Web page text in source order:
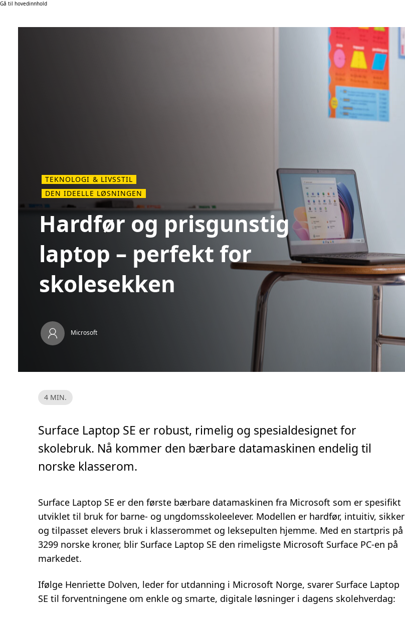
Gå til hovedinnhold
TEKNOLOGI & LIVSSTIL
DEN IDEELLE LØSNINGEN
Hardfør og prisgunstig
laptop – perfekt for
skolesekken
Microsoft
L
e
i
d
4
i
n
4 MIN.
Surface Laptop SE er robust, rimelig og spesialdesignet for
skolebruk. Nå kommer den bærbare datamaskinen endelig til
norske klasserom.
Surface Laptop SE er den første bærbare datamaskinen fra Microsoft som er spesifikt
utviklet til bruk for barne- og ungdomsskoleelever. Modellen er hardfør, intuitiv, sikker
og tilpasset elevers bruk i klasserommet og leksepulten hjemme. Med en startpris på
3299 norske kroner, blir Surface Laptop SE den rimeligste Microsoft Surface PC-en på
markedet.
Ifølge Henriette Dolven, leder for utdanning i Microsoft Norge, svarer Surface Laptop
SE til forventningene om enkle og smarte, digitale løsninger i dagens skolehverdag: